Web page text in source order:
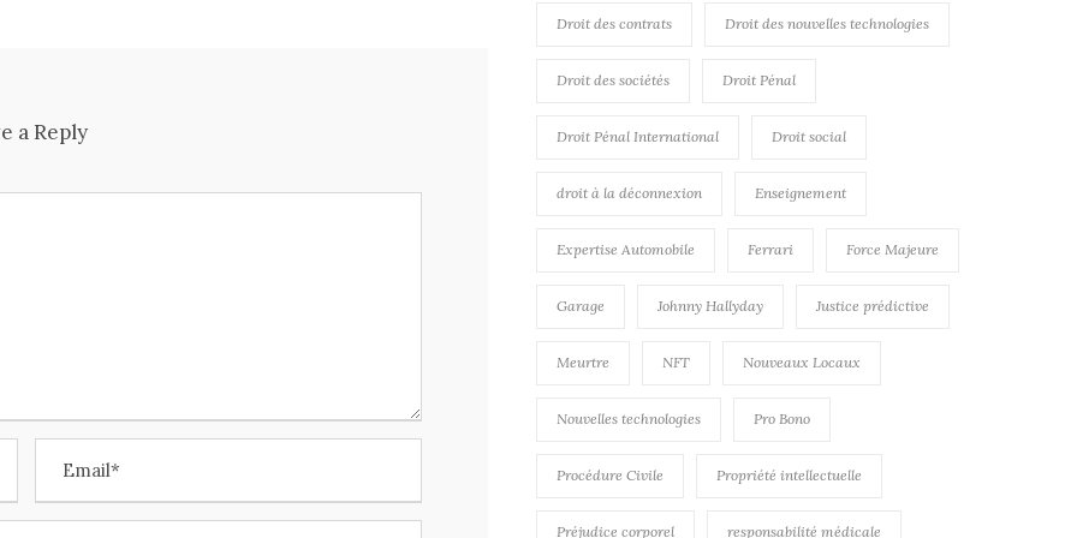
a Reply
Droit des contrats Droit des nouvelles technologies
Droit des sociétés Droit Pénal
Droit Pénal International Droit social
droit à la déconnexion Enseignement
Expertise Automobile Ferrari Force Majeure
Garage Johnny Hallyday Justice prédictive
Meurtre NFT Nouveaux Locaux
Nouvelles technologies Pro Bono
Procédure Civile Propriété intellectuelle
Préjudice corporel responsabilité médicale